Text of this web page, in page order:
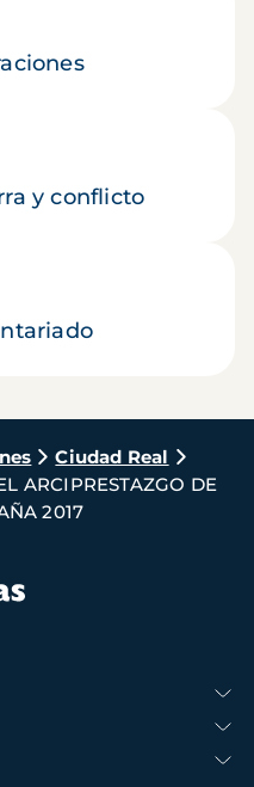
y conflicto
Ciudad Real
ARCIPRESTAZGO DE
2017